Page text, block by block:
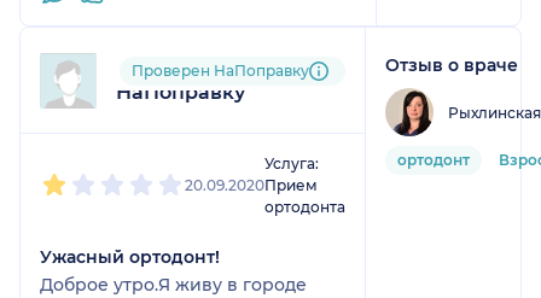
Пользователь
НаПоправку
Проверен НаПоправку
20.09.2020
Услуга:
Прием
ортодонта
Ужасный ортодонт!
Доброе утро.Я живу в городе
Отзыв о враче
ортодонт